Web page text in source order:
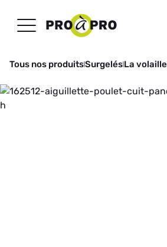
Tous nos produitsSurgelésLa volaille